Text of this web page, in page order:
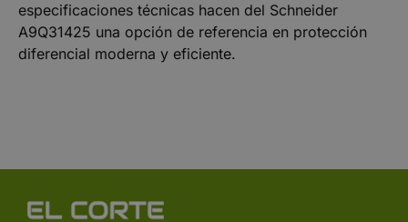
especificaciones técnicas hacen del Schneider
A9Q31425 una opción de referencia en protección
diferencial moderna y eficiente.